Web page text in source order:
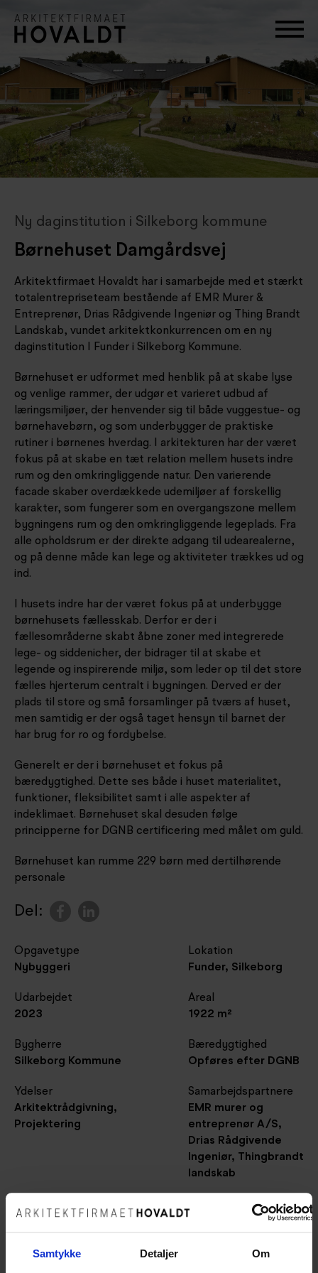
Samtykke Detaljer Om
Ny daginstitution i Silkeborg kommune
Børnehuset Damgårdsvej
Arkitektfirmaet Hovaldt har i samarbejde med et stærkt
totalentrepriseteam bestående af EMR Murer &
Entreprenør, Drias Rådgivende Ingeniør og Thing Brandt
Landskab, vundet arkitektkonkurrencen om en ny
daginstitution I Funder i Silkeborg Kommune.
Børnehuset er udformet med henblik på at skabe lyse
og venlige rammer, der udgør et varieret udbud af
læringsmiljøer, der henvender sig til både vuggestue- og
børnehavebørn, og som underbygger de praktiske
rutiner i børnenes hverdag. I arkitekturen har der været
fokus på at skabe en tæt relation mellem husets indre
rum og den omkringliggende natur. Den varierende
facade skaber overdækkede udemiljøer af forskellig
karakter, som fungerer som en overgangszone mellem
bygningens rum og den omkringliggende legeplads. Fra
alle opholdsrum er der direkte adgang til udearealerne,
og på denne måde kan lege og aktiviteter trækkes ud og
ind.
I husets indre har der været fokus på at underbygge
børnehusets fællesskab. Derfor er der i
fællesområderne skabt åbne zoner med integrerede
lege- og siddenicher, der bidrager til at skabe et
legende og inspirerende miljø, som leder op til det store
fælles hjerterum centralt i bygningen. Derved er der
plads til store og små forsamlinger på tværs af huset,
men samtidig er der også taget hensyn til barnet der
har brug for ro og fordybelse.
Generelt er der i børnehuset et fokus på
bæredygtighed. Dette ses både i huset materialitet,
funktioner, fleksibilitet samt i alle aspekter af
indeklimaet. Børnehuset skal desuden følge
principperne for DGNB certificering med målet om guld.
Børnehuset kan rumme 229 børn med dertilhørende
personale
Del:
Opgavetype
Nybyggeri
Lokation
Funder, Silkeborg
Udarbejdet
2023
Areal
1922 m²
Bygherre
Silkeborg Kommune
Bæredygtighed
Opføres efter DGNB
Ydelser
Arkitektrådgivning,
Projektering
Samarbejdspartnere
EMR murer og
entreprenør A/S,
Drias Rådgivende
Ingeniør, Thingbrandt
landskab